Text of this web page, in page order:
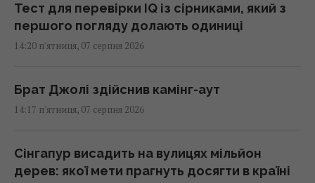
Тест для перевірки IQ із сірниками, який з
першого погляду долають одиниці
14:20 п'ятниця, 07 серпня 2026
Брат Джолі здійснив камінг-аут
14:17 п'ятниця, 07 серпня 2026
Сінгапур висадить на вулицях мільйон
дерев: якої мети прагнуть досягти в країні